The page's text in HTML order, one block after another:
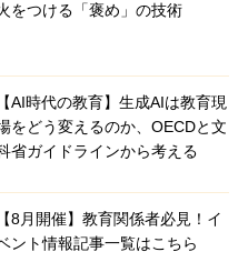
をつける「褒め」の技術
【AI時代の教育】生成AIは教育現
をどう変えるのか、OECDと文
省ガイドラインから考える
【8月開催】教育関係者必見！イ
ント情報記事一覧はこちら